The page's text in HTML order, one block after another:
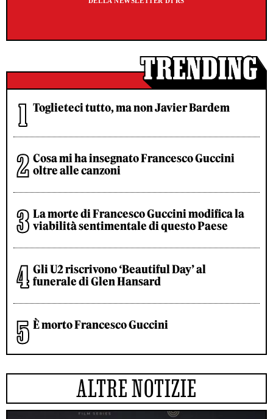
Toglieteci tutto, ma non Javier Bardem
Cosa mi ha insegnato Francesco Guccini
oltre alle canzoni
La morte di Francesco Guccini modifica la
viabilità sentimentale di questo Paese
Gli U2 riscrivono ‘Beautiful Day’ al
funerale di Glen Hansard
È morto Francesco Guccini
ALTRE NOTIZIE